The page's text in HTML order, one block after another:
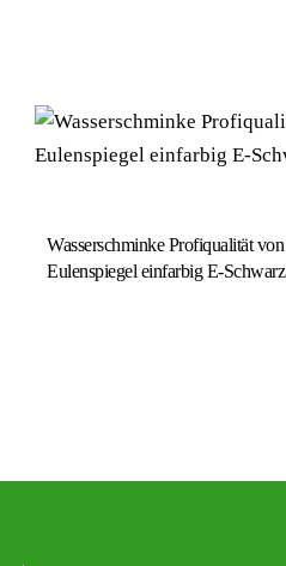
Wasserschminke Profiqualität von
Eulenspiegel einfarbig E-Schwarz